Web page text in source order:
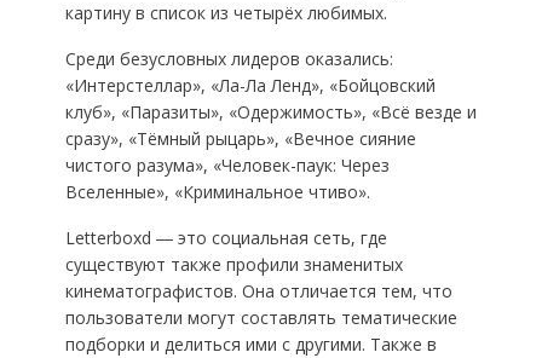
картину в список из четырёх любимых.
Среди безусловных лидеров оказались:
«Интерстеллар», «Ла-Ла Ленд», «Бойцовский
клуб», «Паразиты», «Одержимость», «Всё везде и
сразу», «Тёмный рыцарь», «Вечное сияние
чистого разума», «Человек-паук: Через
Вселенные», «Криминальное чтиво».
Letterboxd ― это социальная сеть, где
существуют также профили знаменитых
кинематографистов. Она отличается тем, что
пользователи могут составлять тематические
подборки и делиться ими с другими. Также в